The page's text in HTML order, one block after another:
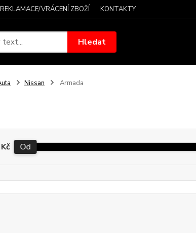
REKLAMACE/VRÁCENÍ ZBOŽÍ KONTAKTY
Hledat
Nissan Armada
Kč Od